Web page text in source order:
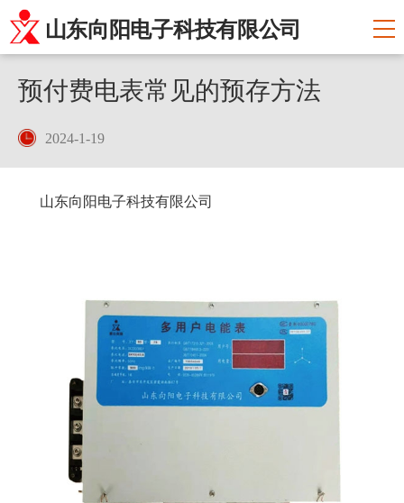
山东向阳电子科技有限公司
预付费电表常见的预存方法
2024-1-19
山东向阳电子科技有限公司